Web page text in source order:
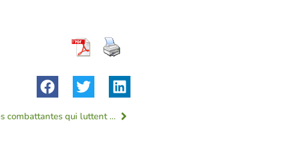
Rencontre CCFD de femmes combattantes qui luttent en Afrique du Sud